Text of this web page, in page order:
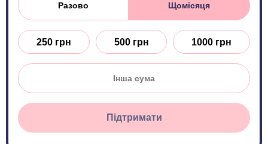
Разово Щомісяця
250 грн 500 грн 1000 грн
Підтримати